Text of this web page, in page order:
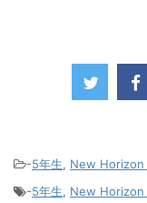
-5年生, New
-5年生, New Horizon